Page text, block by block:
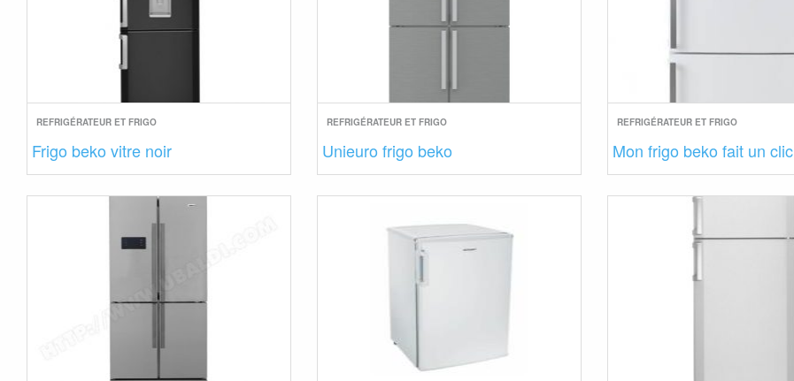
REFRIGÉRATEUR ET FRIGO
Frigo beko vitre noir
REFRIGÉRATEUR ET FRIGO
Unieuro frigo beko
REFRIGÉRATEUR ET FRIGO
Mon frigo beko fait un clic